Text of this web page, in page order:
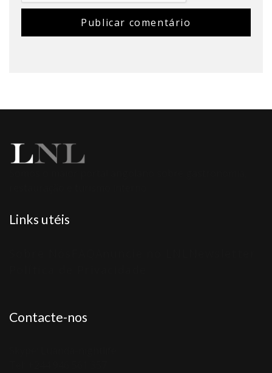
Links utéis
Contacte-nos